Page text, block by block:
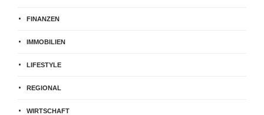
FINANZEN
IMMOBILIEN
LIFESTYLE
REGIONAL
WIRTSCHAFT